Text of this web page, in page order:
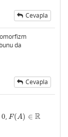
Cevapla
da
Cevapla
0, F (A) ∈ R
F(A)∈R